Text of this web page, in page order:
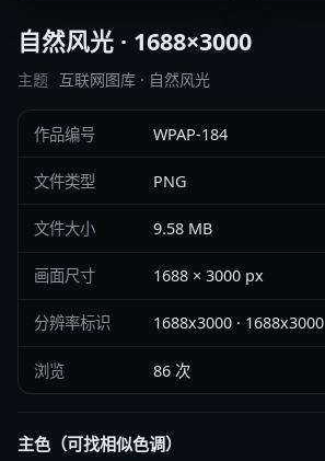
自然风光 · 1688×3000
主题 互联网图库 · 自然风光
作品编号 WPAP-184
文件类型 PNG
文件大小 9.58 MB
画面尺寸 1688 × 3000 px
分辨率标识 1688x3000 · 1688x3000
浏览 86 次
主色（可找相似色调）